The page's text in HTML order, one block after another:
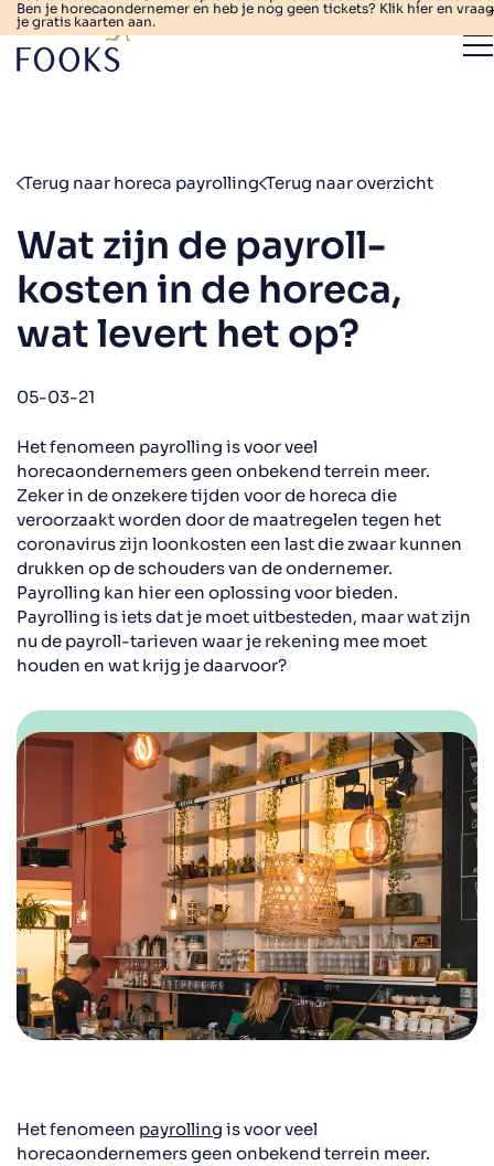
Ben je horecaondernemer en heb je nog geen tickets? Klik hier en vraag
je gratis kaarten aan.
Terug naar horeca payrolling Terug naar overzicht
Wat zijn de payroll-
kosten in de horeca,
wat levert het op?
05-03-21
Het fenomeen payrolling is voor veel
horecaondernemers geen onbekend terrein meer.
Zeker in de onzekere tijden voor de horeca die
veroorzaakt worden door de maatregelen tegen het
coronavirus zijn loonkosten een last die zwaar kunnen
drukken op de schouders van de ondernemer.
Payrolling kan hier een oplossing voor bieden.
Payrolling is iets dat je moet uitbesteden, maar wat zijn
nu de payroll-tarieven waar je rekening mee moet
houden en wat krijg je daarvoor?
Het fenomeen payrolling is voor veel
horecaondernemers geen onbekend terrein meer.